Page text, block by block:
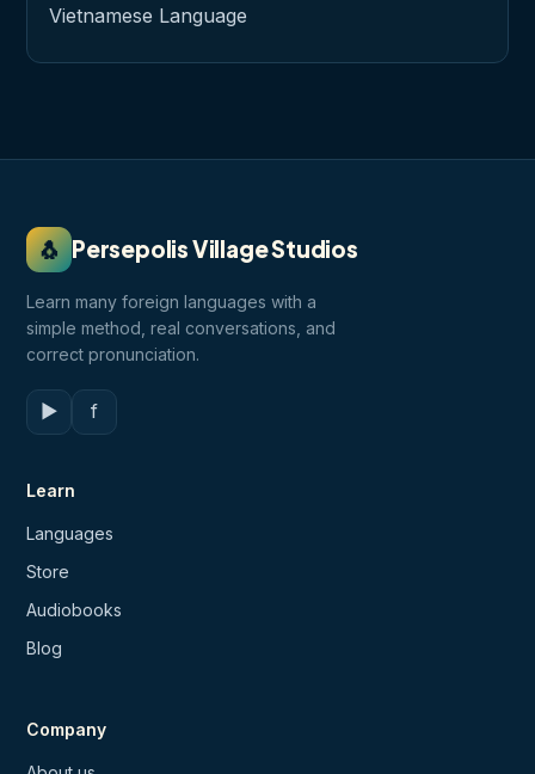
Vietnamese Language
🐧 Persepolis Village Studios
Learn many foreign languages with a
simple method, real conversations, and
correct pronunciation.
▶ f
Learn
Languages
Store
Audiobooks
Blog
Company